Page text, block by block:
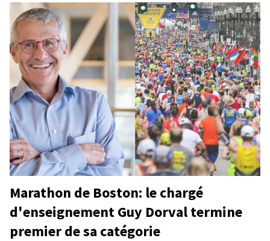
Marathon de Boston: le chargé
d'enseignement Guy Dorval termine
premier de sa catégorie